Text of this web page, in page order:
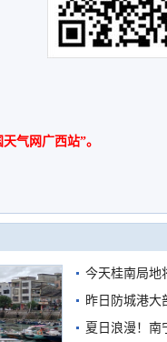
气网广西站”。
今天桂南局地
需继续防范
昨日防城港大
雨
夏日浪漫！南